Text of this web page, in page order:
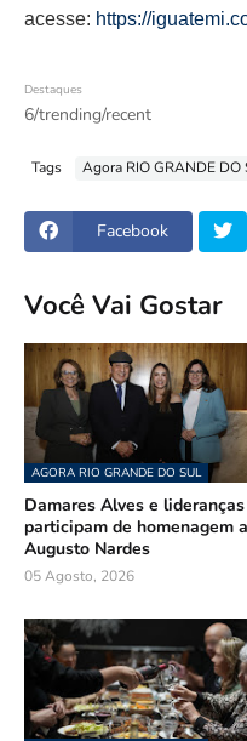
acesse: https://
Destaques
6/trending/recent
Tags Agora RIO GRANDE DO
Facebook
Você Vai Gostar
AGORA RIO GRANDE DO SUL
Damares Alves e lideranças
participam de homenagem a
Augusto Nardes
05 Agosto, 2026